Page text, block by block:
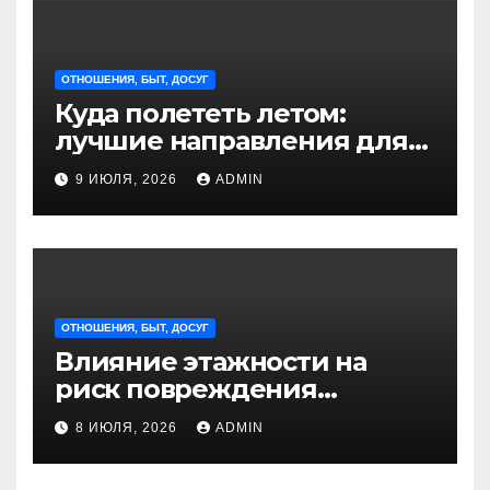
ОТНОШЕНИЯ, БЫТ, ДОСУГ
Куда полететь летом:
лучшие направления для
отдыха из Санкт-
Петербурга
9 ИЮЛЯ, 2026 ADMIN
ОТНОШЕНИЯ, БЫТ, ДОСУГ
Влияние этажности на
риск повреждения
недвижимости
8 ИЮЛЯ, 2026 ADMIN